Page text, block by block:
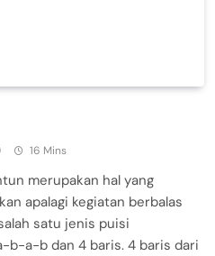
16 Mins
merupakan hal yang
apalagi kegiatan berbalas
satu jenis puisi
b-a-b dan 4 baris. 4 baris dari